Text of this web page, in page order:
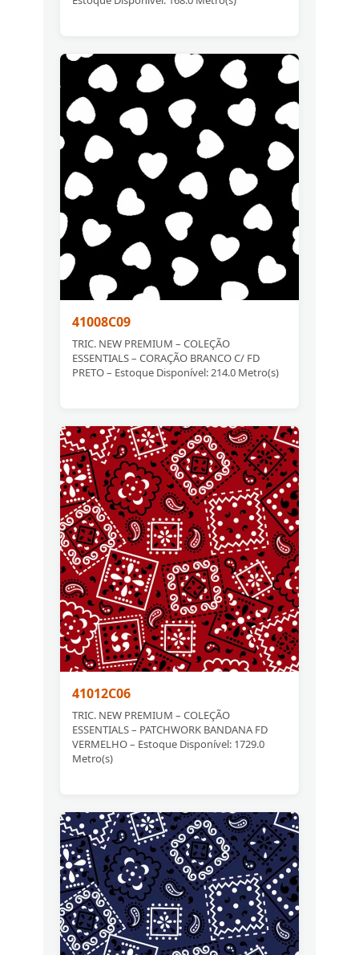
41008C09
TRIC. NEW PREMIUM – COLEÇÃO
ESSENTIALS – CORAÇÃO BRANCO C/ FD
PRETO – Estoque Disponível: 214.0 Metro(s)
41012C06
TRIC. NEW PREMIUM – COLEÇÃO
ESSENTIALS – PATCHWORK BANDANA FD
VERMELHO – Estoque Disponível: 1729.0
Metro(s)